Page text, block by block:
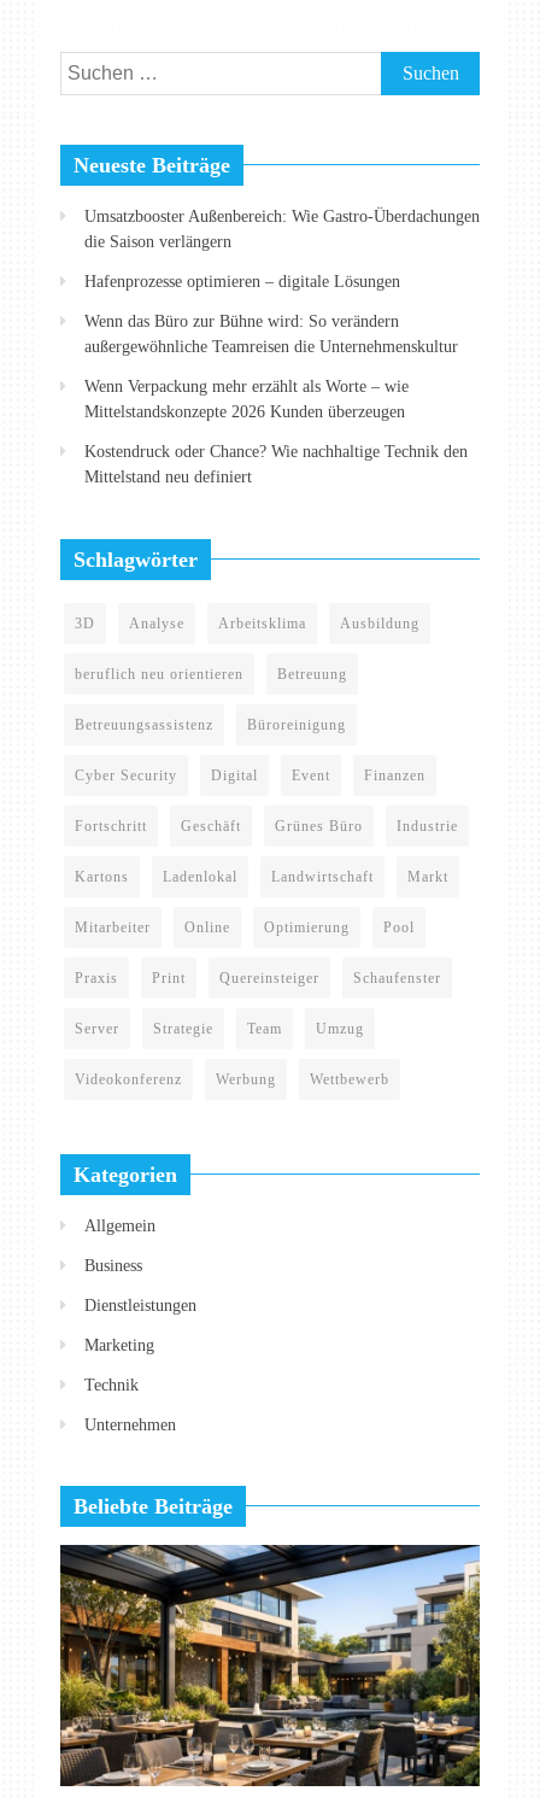
Suchen
nach:
Neueste Beiträge
Umsatzbooster Außenbereich: Wie Gastro-Überdachungen
die Saison verlängern
Hafenprozesse optimieren – digitale Lösungen
Wenn das Büro zur Bühne wird: So verändern
außergewöhnliche Teamreisen die Unternehmenskultur
Wenn Verpackung mehr erzählt als Worte – wie
Mittelstandskonzepte 2026 Kunden überzeugen
Kostendruck oder Chance? Wie nachhaltige Technik den
Mittelstand neu definiert
Schlagwörter
3D Analyse Arbeitsklima Ausbildung
beruflich neu orientieren Betreuung
Betreuungsassistenz Büroreinigung
Cyber Security Digital Event Finanzen
Fortschritt Geschäft Grünes Büro Industrie
Kartons Ladenlokal Landwirtschaft Markt
Mitarbeiter Online Optimierung Pool
Praxis Print Quereinsteiger Schaufenster
Server Strategie Team Umzug
Videokonferenz Werbung Wettbewerb
Kategorien
Allgemein
Business
Dienstleistungen
Marketing
Technik
Unternehmen
Beliebte Beiträge